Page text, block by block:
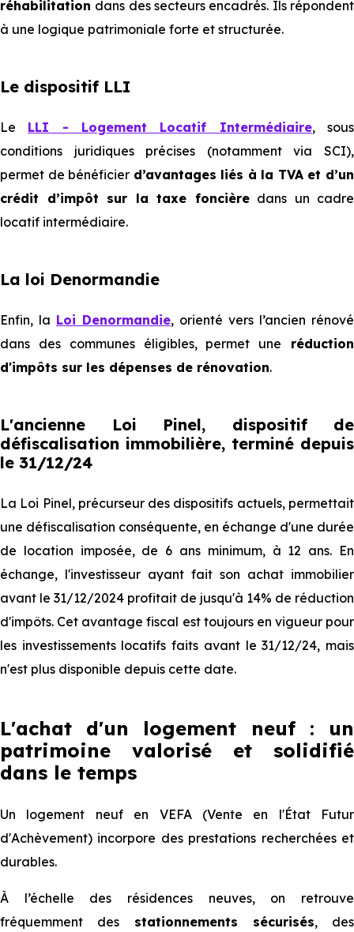
réhabilitation dans des secteurs encadrés. Ils répondent
à une logique patrimoniale forte et structurée.
Le dispositif LLI
Le LLI - Logement Locatif Intermédiaire, sous
conditions juridiques précises (notamment via SCI),
permet de bénéficier d’avantages liés à la TVA et d’un
crédit d’impôt sur la taxe foncièredans un cadre
locatif intermédiaire.
La loi Denormandie
Enfin, la Loi Denormandie, orienté vers l’ancien rénové
dans des communes éligibles, permet une réduction
d'impôts sur les dépenses de rénovation.
L'ancienne Loi Pinel, dispositif de
défiscalisation immobilière, terminé depuis
le 31/12/24
La Loi Pinel, précurseur des dispositifs actuels, permettait
une défiscalisation conséquente, en échange d'une durée
de location imposée, de 6 ans minimum, à 12 ans. En
échange, l'investisseur ayant fait son achat immobilier
avant le 31/12/2024 profitait de jusqu'à 14% de réduction
d'impôts. Cet avantage fiscal est toujours en vigueur pour
les investissements locatifs faits avant le 31/12/24, mais
n'est plus disponible depuis cette date.
L'achat d'un logement neuf : un
patrimoine valorisé et solidifié
dans le temps
Un logement neuf en VEFA (Vente en l'État Futur
d'Achèvement) incorpore des prestations recherchées et
durables.
À l’échelle des résidences neuves, on retrouve
fréquemment des stationnements sécurisés, des